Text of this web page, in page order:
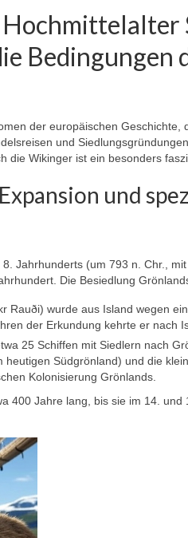
Bedingungen
der europäischen Geschichte,
und
Wikinger ist ein besonders
und
Jahrhunderts (um 793 n. Chr.,
Die Besiedlung
Rauði) wurde aus Island wegen
der Erkundung kehrte er nach
25 Schiffen mit Siedlern nach
heutigen Südgrönland) und die
Kolonisierung Grönlands.
400 Jahre lang, bis sie im 14.